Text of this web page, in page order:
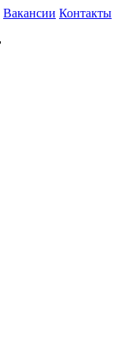
Вакансии Контакты